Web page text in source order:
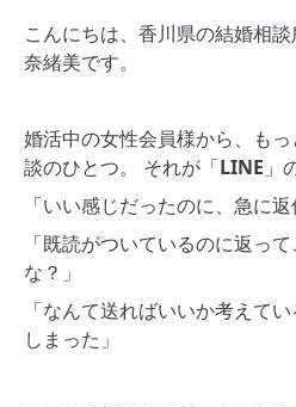
こんにちは、香川県の結婚相
奈緒美です。
婚活中の女性会員様から、も
談のひとつ。 それが「LINE 」
「いい感じだったのに、急に
「既読がついているのに返っ
な？」
「なんて送ればいいか考えて
しまった」